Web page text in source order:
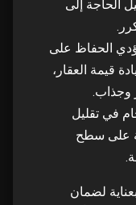
الحاجة إلى
الحفاظ على
قيمة العقار،
وجذاب.
في تقليل
على سطح
لضمان